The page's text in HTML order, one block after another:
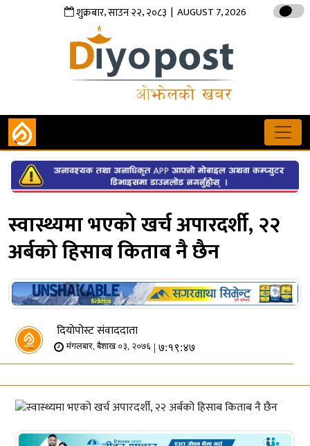
शुक्रबार,साउन२२,२०८३ | AUGUST 7, 2026
स्वास्थ्यमा भएको खर्च अपारदर्शी, २२
अर्बको हिसाब किताब नै छैन
दियोपोस्ट संवाददाता
मंगलबार, बैशाख ०३, २०७६ | ७:१९:४७